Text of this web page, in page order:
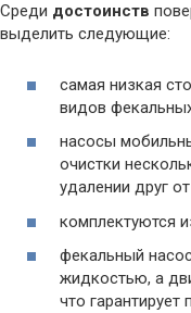
Среди достоинств
выделить следующие:
самая низкая
видов
насосы
очистки
удалении друг
комплектуются
фекальный
жидкостью, а
что